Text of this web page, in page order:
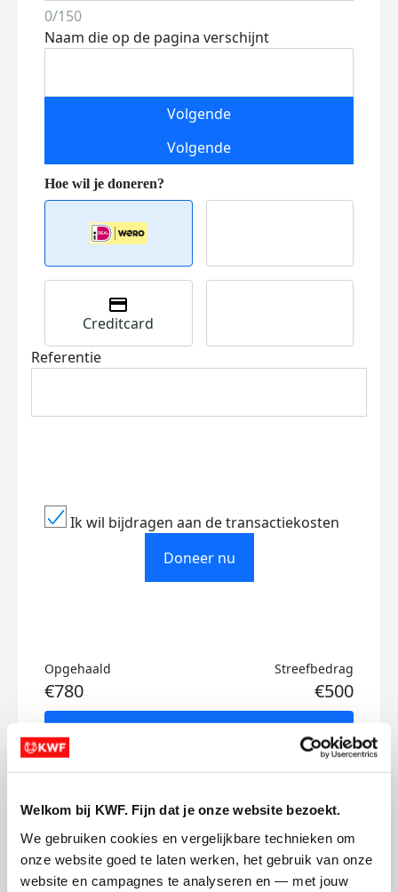
Welkom bij KWF. Fijn dat je onze website bezoekt.
We gebruiken cookies en vergelijkbare technieken om
onze website goed te laten werken, het gebruik van onze
website en campagnes te analyseren en — met jouw
0/150
Naam die op de pagina verschijnt
Volgende
Volgende
Creditcard
Referentie
Ik wil bijdragen aan de transactiekosten
Doneer nu
Opgehaald
€780
Streefbedrag
€500
Doneer
Max's badges